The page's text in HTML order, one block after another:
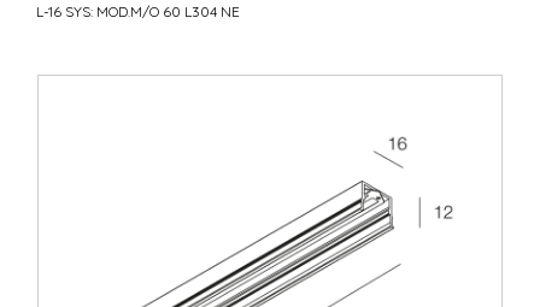
L-16 SYS: MOD.M/O 60 L304 NE